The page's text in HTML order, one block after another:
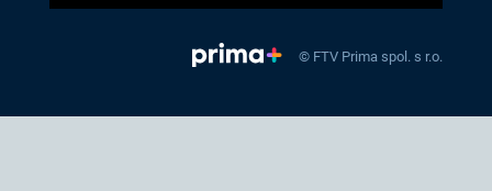
© FTV Prima spol. s r.o.